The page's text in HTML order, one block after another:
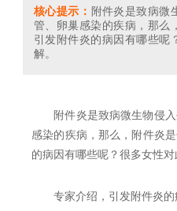
核心提示： 附件炎是致病微
管、卵巢感染的疾病，那么
引发附件炎的病因有哪些呢
解。
附件炎是致病微生物侵
感染的疾病，那么，附件炎
的病因有哪些呢？很多女性对
专家介绍，引发附件炎的